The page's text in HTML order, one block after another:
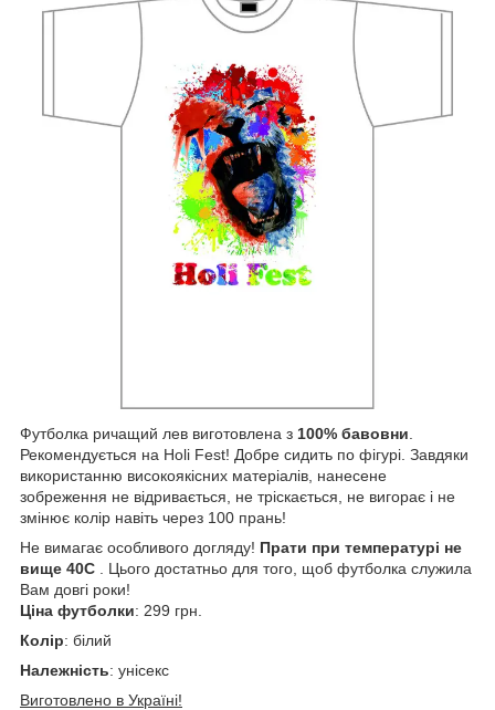
Футболка ричащий лев виготовлена з 100% бавовни
Рекомендується на Holi Fest! Добре сидить по фігурі. Завдяки
використанню високоякісних матеріалів, нанесене
зобреження не відривається, не тріскається, не вигорає і не
змінює колір навіть через 100 прань!
Не вимагає особливого догляду! Прати при температурі не
вище 40С
. Цього достатньо для того, щоб футболка служила
Вам довгі роки!
Ціна футболки: 299 грн.
Колір: білий
Належність: унісекс
Виготовлено в Україні!